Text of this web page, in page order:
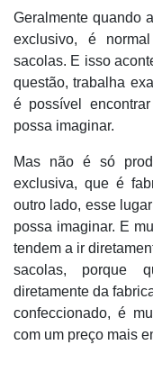
Geralmente quando
exclusivo, é
sacolas. E isso
questão, trabalha
é possível
possa imaginar.
Mas não é só
exclusiva, que é
outro lado, esse
possa imaginar. E
tendem a ir
sacolas, porque
diretamente da
confeccionado, é
com um preço mais